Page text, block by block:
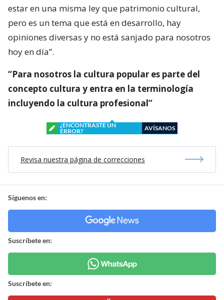
estar en una misma ley que patrimonio cultural,
pero es un tema que está en desarrollo, hay
opiniones diversas y no está sanjado para nosotros
hoy en día”.
“Para nosotros la cultura popular es parte del
concepto cultura y entra en la terminología
incluyendo la cultura profesional”
¿ENCONTRASTE UN
ERROR?
AVÍSANOS
Revisa nuestra página de correcciones
Síguenos en:
Suscríbete en:
Suscríbete en: